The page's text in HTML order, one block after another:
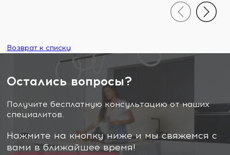
Возврат к списку
Остались вопросы?
Получите бесплатную консультацию от наших
специалитов.
Нажмите на кнопку ниже и мы свяжемся с
вами в ближайшее время!